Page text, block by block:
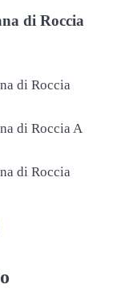
di Roccia
di Roccia
di Roccia A
di Roccia